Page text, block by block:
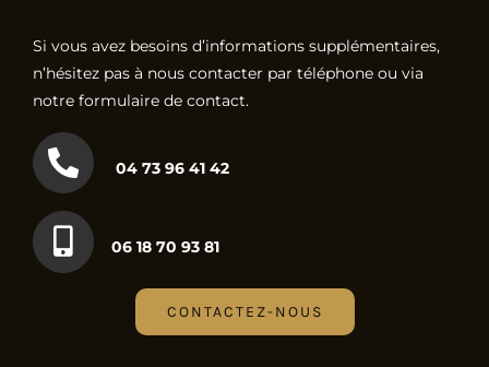
Si vous avez besoins d’informations supplémentaires,
n’hésitez pas à nous contacter par téléphone ou via
notre formulaire de contact.
04 73 96 41 42
06 18 70 93 81
CONTACTEZ-NOUS